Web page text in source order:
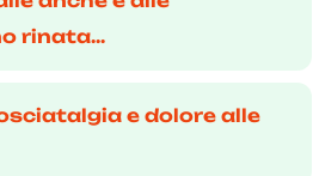
rinata...
e dolore alle